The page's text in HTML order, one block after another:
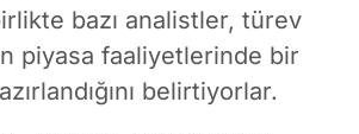
bazı analistler, türev
piyasa faaliyetlerinde bir
belirtiyorlar.